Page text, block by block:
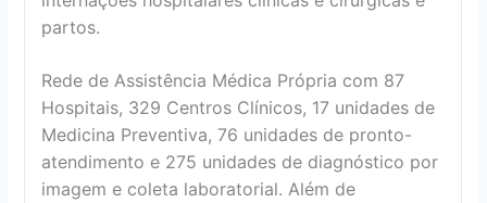
partos.
Rede de Assistência Médica Própria com 87
Hospitais, 329 Centros Clínicos, 17 unidades de
Medicina Preventiva, 76 unidades de pronto-
atendimento e 275 unidades de diagnóstico por
imagem e coleta laboratorial. Além de